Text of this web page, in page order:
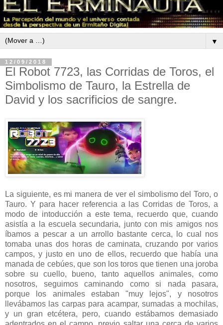
▼
12/09/2018
El Robot 7723, las Corridas de Toros, el
Simbolismo de Tauro, la Estrella de
David y los sacrificios de sangre.
La siguiente, es mi manera de ver el simbolismo del Toro, o
Tauro. Y para hacer referencia a las Corridas de Toros, a
modo de intoducción a este tema, recuerdo que, cuando
asistía a la escuela secundaria, junto con mis amigos nos
íbamos a pescar a un arrollo bastante cerca, lo cual nos
tomaba unas dos horas de caminata, cruzando por varios
campos, y justo en uno de ellos, recuerdo que había una
manada de cebúes, que son los toros que tienen una joroba
sobre su cuello, bueno, tanto aquellos animales, como
nosotros, seguimos caminando como si nada pasara,
porque los animales estaban "muy lejos", y nosotros
llevábamos las carpas para acampar, sumadas a mochilas,
y un gran etcétera, pero, cuando estábamos demasiado